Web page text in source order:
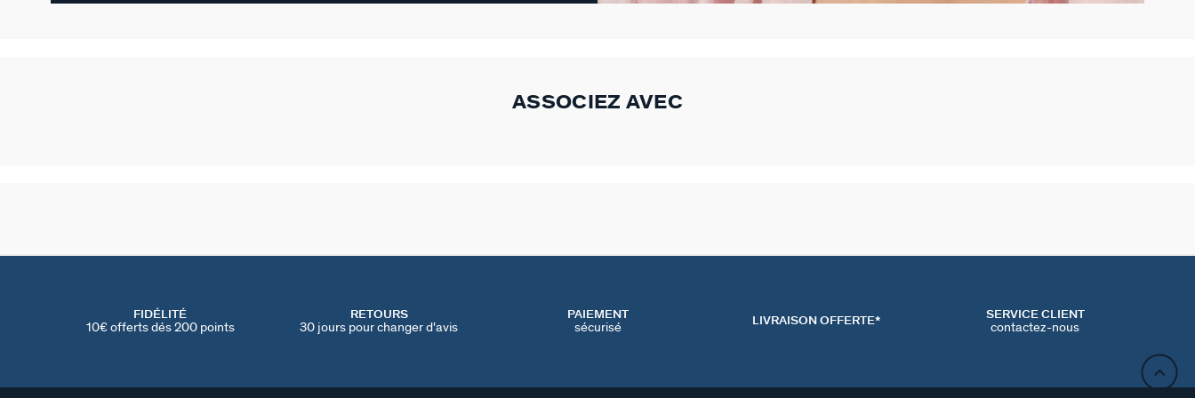
ASSOCIEZ AVEC
FIDÉLITÉ
10€ offerts dés 200 points
RETOURS
30 jours pour changer d'avis
PAIEMENT
sécurisé LIVRAISON OFFERTE*
SERVICE CLIENT
contactez-nous